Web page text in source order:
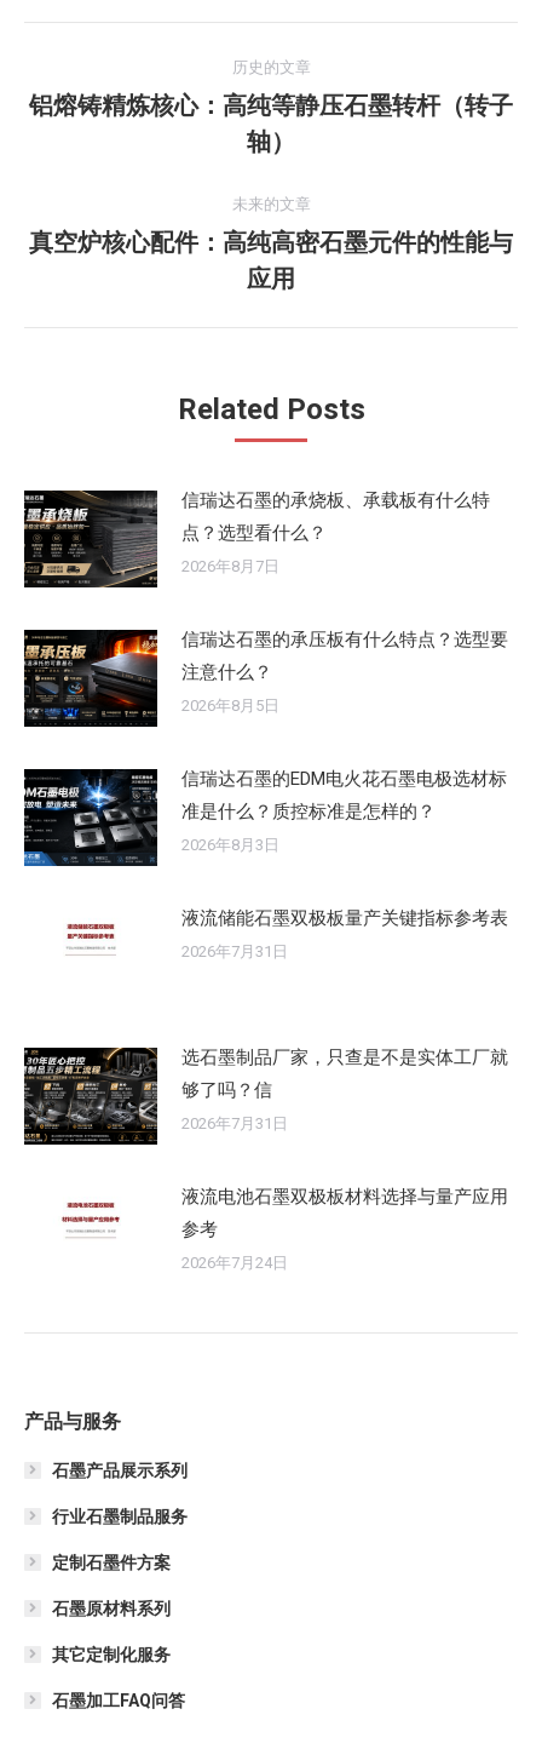
章
历史的文章
历
史
文
章：
铝熔铸精炼核心：高纯等静压石墨转杆（转子
轴）
未来的文章
未
来
的
真空炉核心配件：高纯高密石墨元件的性能与
应用
Related Posts
信瑞达石墨的承烧板、承载板有什么特
点？选型看什么？
2026年8月7日
信瑞达石墨的承压板有什么特点？选型要
注意什么？
2026年8月5日
信瑞达石墨的EDM电火花石墨电极选材标
准是什么？质控标准是怎样的？
2026年8月3日
液流储能石墨双极板量产关键指标参考表
2026年7月31日
选石墨制品厂家，只查是不是实体工厂就
够了吗？信
2026年7月31日
液流电池石墨双极板材料选择与量产应用
参考
2026年7月24日
产品与服务
石墨产品展示系列
行业石墨制品服务
定制石墨件方案
石墨原材料系列
其它定制化服务
石墨加工FAQ问答